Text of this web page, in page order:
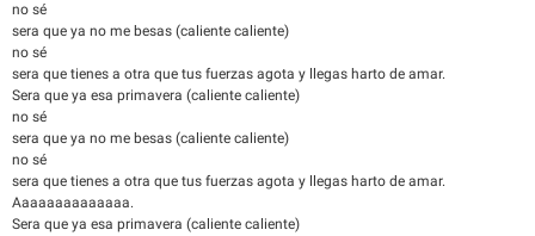
no sé
sera que ya no me besas (caliente caliente)
no sé
sera que tienes a otra que tus fuerzas agota y llegas harto de amar.
Sera que ya esa primavera (caliente caliente)
no sé
sera que ya no me besas (caliente caliente)
no sé
sera que tienes a otra que tus fuerzas agota y llegas harto de amar.
Aaaaaaaaaaaaaa.
Sera que ya esa primavera (caliente caliente)